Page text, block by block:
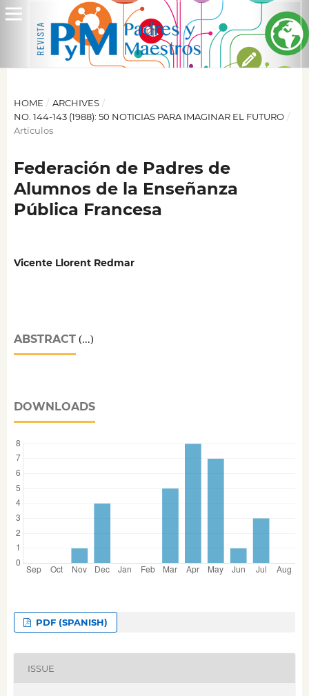
HOME / ARCHIVES /
NO. 144-143 (1988): 50 NOTICIAS PARA IMAGINAR EL FUTURO /
Artículos
Federación de Padres de
Alumnos de la Enseñanza
Pública Francesa
Vicente Llorent Redmar
ABSTRACT(...)
DOWNLOADS
PDF (SPANISH)
ISSUE